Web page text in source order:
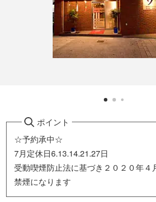
ポイント
☆予約承中☆
7月定休日6.13.14.21.27日
受動喫煙防止法に基づき２０２０年４
禁煙になります